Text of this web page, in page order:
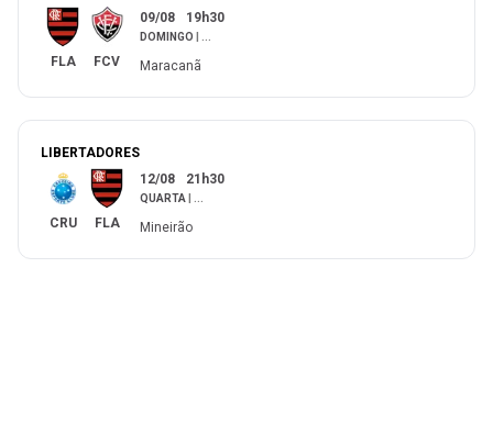
FLA FCV
09/08 19h30
DOMINGO
Maracanã
LIBERTADORES
CRU FLA
12/08 21h30
QUARTA
Mineirão